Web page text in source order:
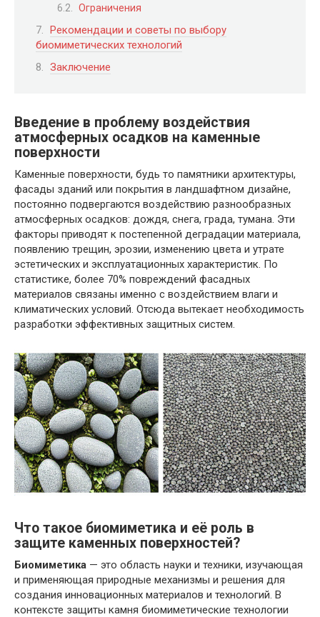
Ограничения
Рекомендации и советы по выбору
биомиметических технологий
Заключение
Введение в проблему воздействия
атмосферных осадков на каменные
поверхности
Каменные поверхности, будь то памятники архитектуры,
фасады зданий или покрытия в ландшафтном дизайне,
постоянно подвергаются воздействию разнообразных
атмосферных осадков: дождя, снега, града, тумана. Эти
факторы приводят к постепенной деградации материала,
появлению трещин, эрозии, изменению цвета и утрате
эстетических и эксплуатационных характеристик. По
статистике, более 70% повреждений фасадных
материалов связаны именно с воздействием влаги и
климатических условий. Отсюда вытекает необходимость
разработки эффективных защитных систем.
Что такое биомиметика и её роль в
защите каменных поверхностей?
Биомиметика — это область науки и техники, изучающая
и применяющая природные механизмы и решения для
создания инновационных материалов и технологий. В
контексте защиты камня биомиметические технологии